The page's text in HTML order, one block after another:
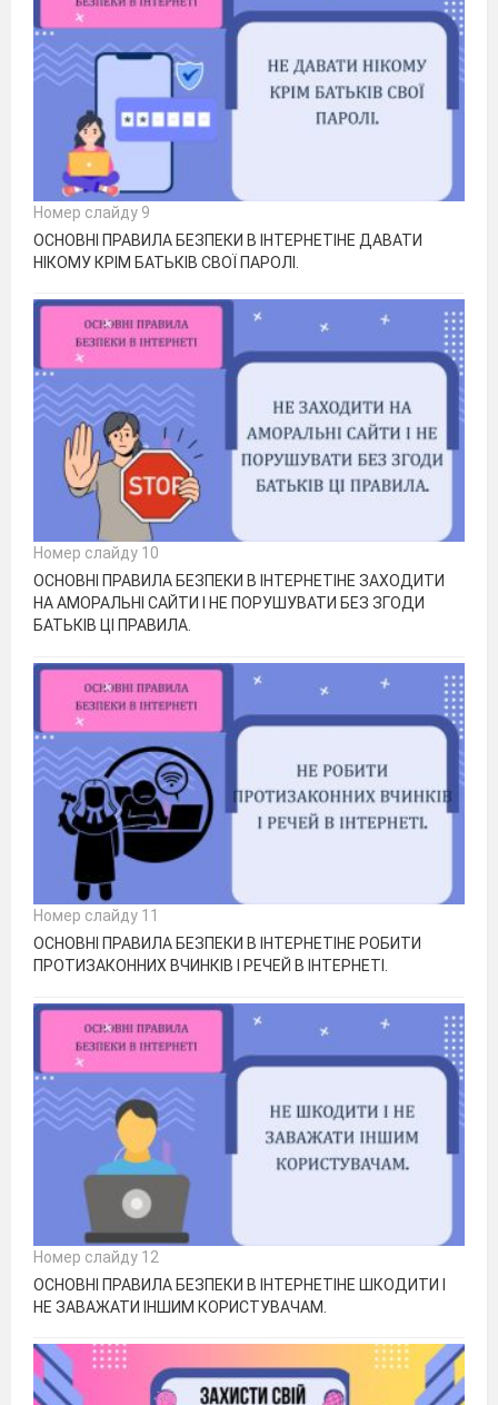
Номер слайду 9
ОСНОВНІ ПРАВИЛА БЕЗПЕКИ В ІНТЕРНЕТІНЕ ДАВАТИ
НІКОМУ КРІМ БАТЬКІВ СВОЇ ПАРОЛІ.
Номер слайду 10
ОСНОВНІ ПРАВИЛА БЕЗПЕКИ В ІНТЕРНЕТІНЕ ЗАХОДИТИ
НА АМОРАЛЬНІ САЙТИ І НЕ ПОРУШУВАТИ БЕЗ ЗГОДИ
БАТЬКІВ ЦІ ПРАВИЛА.
Номер слайду 11
ОСНОВНІ ПРАВИЛА БЕЗПЕКИ В ІНТЕРНЕТІНЕ РОБИТИ
ПРОТИЗАКОННИХ ВЧИНКІВ І РЕЧЕЙ В ІНТЕРНЕТІ.
Номер слайду 12
ОСНОВНІ ПРАВИЛА БЕЗПЕКИ В ІНТЕРНЕТІНЕ ШКОДИТИ І
НЕ ЗАВАЖАТИ ІНШИМ КОРИСТУВАЧАМ.